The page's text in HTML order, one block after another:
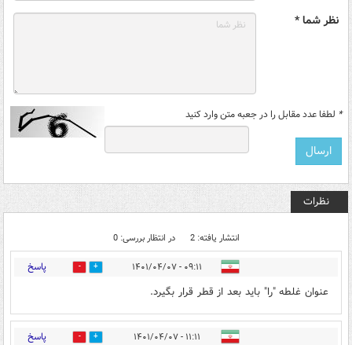
نظر شما *
* لطفا عدد مقابل را در جعبه متن وارد کنید
نظرات
انتشار یافته: 2 در انتظار بررسی: 0
۰۹:۱۱ - ۱۴۰۱/۰۴/۰۷ 0 پاسخ
عنوان غلطه "را" باید بعد از قطر قرار بگیرد.
۱۱:۱۱ - ۱۴۰۱/۰۴/۰۷ 2 پاسخ